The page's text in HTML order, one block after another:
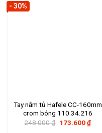
- 30%
Tay nắm tủ Hafele CC-160mm
crom bóng 110.34.216
248.000₫ Giá
173.600₫Giá
hiện